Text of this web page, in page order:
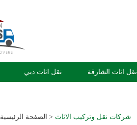
نقل اثاث دبي نقل اثاث الشارقة
الصفحة الرئيسية > شركات نقل وتركيب الاثاث